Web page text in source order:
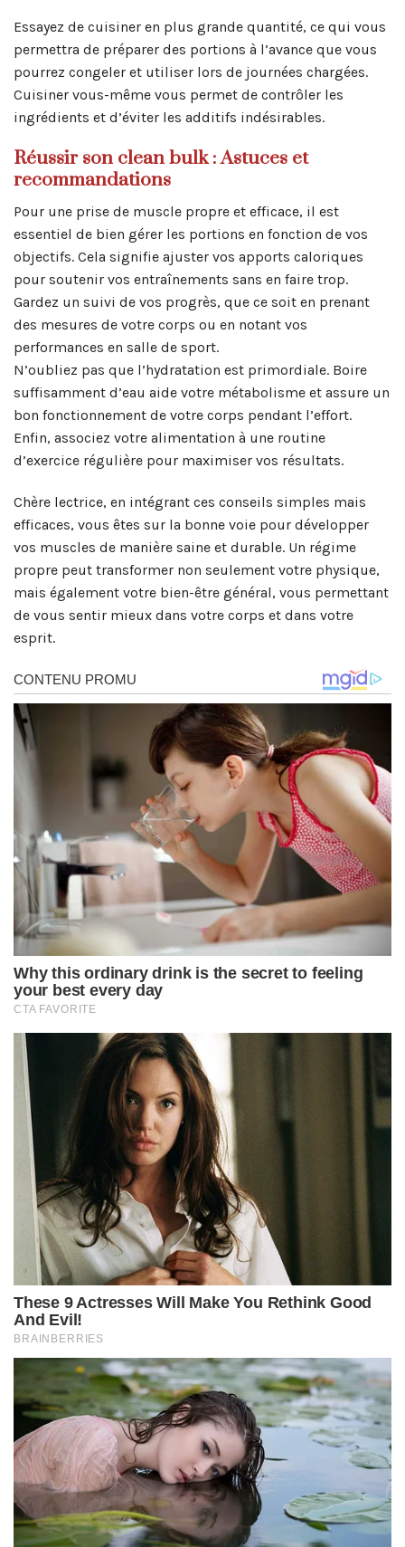
Essayez de cuisiner en plus grande quantité, ce qui vous
permettra de préparer des portions à l’avance que vous
pourrez congeler et utiliser lors de journées chargées.
Cuisiner vous-même vous permet de contrôler les
ingrédients et d’éviter les additifs indésirables.
Réussir son clean bulk : Astuces et
recommandations
Pour une prise de muscle propre et efficace, il est
essentiel de bien gérer les portions en fonction de vos
objectifs. Cela signifie ajuster vos apports caloriques
pour soutenir vos entraînements sans en faire trop.
Gardez un suivi de vos progrès, que ce soit en prenant
des mesures de votre corps ou en notant vos
performances en salle de sport.
N’oubliez pas que l’hydratation est primordiale. Boire
suffisamment d’eau aide votre métabolisme et assure un
bon fonctionnement de votre corps pendant l’effort.
Enfin, associez votre alimentation à une routine
d’exercice régulière pour maximiser vos résultats.
Chère lectrice, en intégrant ces conseils simples mais
efficaces, vous êtes sur la bonne voie pour développer
vos muscles de manière saine et durable. Un régime
propre peut transformer non seulement votre physique,
mais également votre bien-être général, vous permettant
de vous sentir mieux dans votre corps et dans votre
esprit.